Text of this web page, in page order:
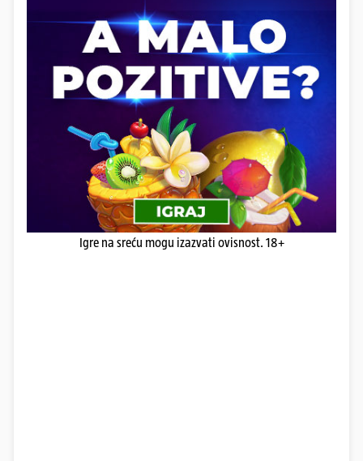
Igre na sreću mogu izazvati ovisnost. 18+